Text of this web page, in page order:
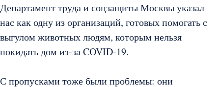
Департамент труда и соцзащиты Москвы указал
нас как одну из организаций, готовых помогать с
выгулом животных людям, которым нельзя
покидать дом из-за COVID-19.
С пропусками тоже были проблемы: они